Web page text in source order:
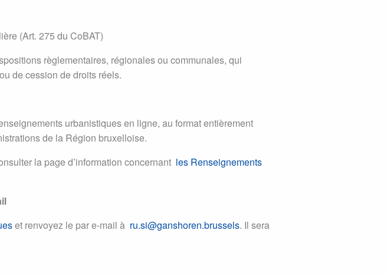
(Art. 275 du CoBAT)
règlementaires, régionales ou communales, qui
de cession de droits réels.
urbanistiques en ligne, au format entièrement
de la Région bruxelloise.
la page d’information concernant les Renseignements
et renvoyez le par e-mail à ru.si@ganshoren.brussels. Il sera